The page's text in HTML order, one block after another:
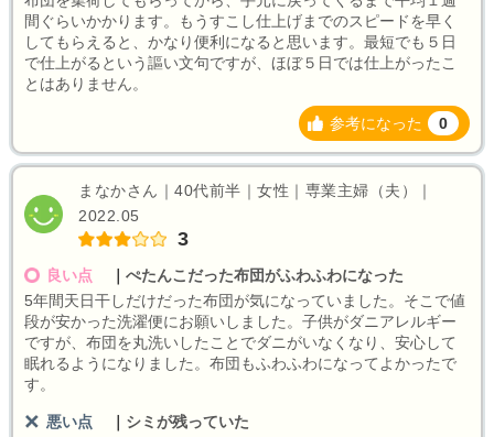
間ぐらいかかります。もうすこし仕上げまでのスピードを早く
してもらえると、かなり便利になると思います。最短でも５日
で仕上がるという謳い文句ですが、ほぼ５日では仕上がったこ
とはありません。
参考になった 0
まなかさん｜40代前半｜女性｜専業主婦（夫）｜
2022.05
3
良い点
ぺたんこだった布団がふわふわになった
5年間天日干しだけだった布団が気になっていました。そこで値
段が安かった洗濯便にお願いしました。子供がダニアレルギー
ですが、布団を丸洗いしたことでダニがいなくなり、安心して
眠れるようになりました。布団もふわふわになってよかったで
す。
悪い点
シミが残っていた